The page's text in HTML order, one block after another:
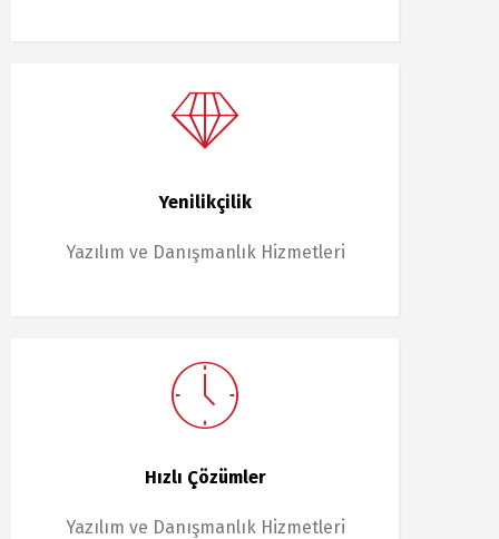
Yenilikçilik
Yazılım ve Danışmanlık Hizmetleri
Hızlı Çözümler
Yazılım ve Danışmanlık Hizmetleri